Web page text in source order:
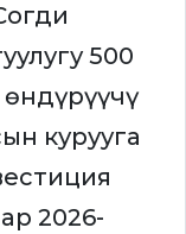
500
курууга
2026-